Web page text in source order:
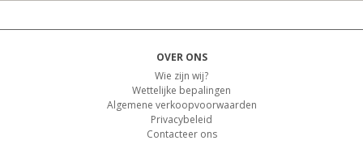
OVER ONS
Wie zijn wij?
Wettelijke bepalingen
Algemene verkoopvoorwaarden
Privacybeleid
Contacteer ons